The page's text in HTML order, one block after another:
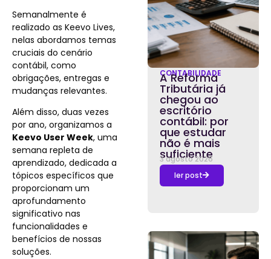
Semanalmente é
realizado as Keevo Lives,
nelas abordamos temas
cruciais do cenário
contábil, como
obrigações, entregas e
mudanças relevantes.
Além disso, duas vezes
por ano, organizamos a
Keevo User Week, uma
semana repleta de
aprendizado, dedicada a
tópicos específicos que
proporcionam um
aprofundamento
significativo nas
funcionalidades e
benefícios de nossas
soluções.
CONTABILIDADE
A Reforma
Tributária já
chegou ao
escritório
contábil: por
que estudar
não é mais
suficiente
3 agosto 2026
ler post